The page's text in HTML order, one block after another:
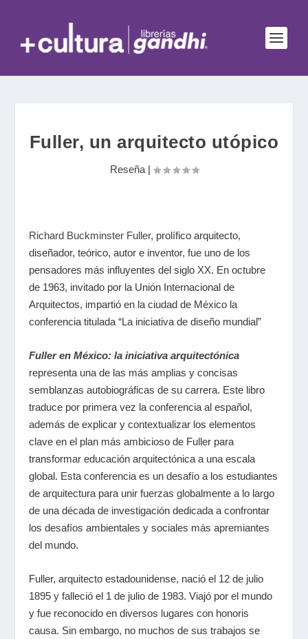
Fuller, un arquitecto utópico
Reseña|
Richard Buckminster Fuller, prolífico arquitecto,
diseñador, teórico, autor e inventor, fue uno de los
pensadores más influyentes del siglo XX. En octubre
de 1963, invitado por la Unión Internacional de
Arquitectos, impartió en la ciudad de México la
conferencia titulada “La iniciativa de diseño mundial”
Fuller en México: la iniciativa arquitectónica
representa una de las más amplias y concisas
semblanzas autobiográficas de su carrera. Este libro
traduce por primera vez la conferencia al español,
además de explicar y contextualizar los elementos
clave en el plan más ambicioso de Fuller para
transformar educación arquitectónica a una escala
global. Esta conferencia es un desafío a los estudiantes
de arquitectura para unir fuerzas globalmente a lo largo
de una década de investigación dedicada a confrontar
los desafíos ambientales y sociales más apremiantes
del mundo.
Fuller, arquitecto estadounidense, nació el 12 de julio
1895 y falleció el 1 de julio de 1983. Viajó por el mundo
y fue reconocido en diversos lugares con honoris
causa. Sin embargo, no muchos de sus trabajos se